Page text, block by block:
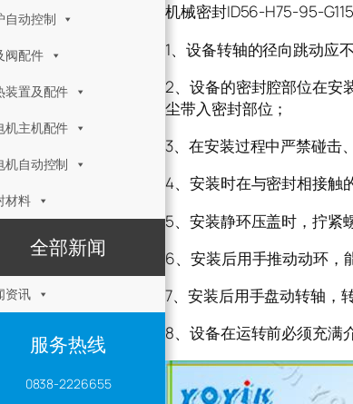
自动控制
阀配件
装置及配件
机主机配件
机自动控制
材料
全部新闻
资讯
服务热线
0838-2226655
机械密封ID56-H75-95-
1、设备转轴的径向跳动应
2、设备的密封腔部位在安
尘带入密封部位；
3、在安装过程中严禁碰击
4、安装时在与密封相接触
5、安装静环压盖时，拧紧
6、安装后用手推动动环，
7、安装后用手盘动转轴，
8、设备在运转前必须充满